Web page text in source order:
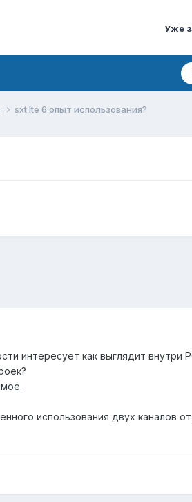
Уже
sxt lte 6 опыт использования?
интересует как выглядит внутри
использования двух каналов